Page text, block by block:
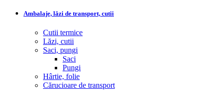
Ambalaje, lăzi de transport, cutii
Cutii termice
Lăzi, cutii
Saci, pungi
Saci
Pungi
Hârtie, folie
Cărucioare de transport